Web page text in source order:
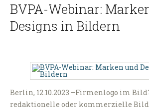
BVPA-Webinar:
Designs in Bildern
Berlin, 12.10.2023 –Firmenlogo im
redaktionelle oder kommerzielle